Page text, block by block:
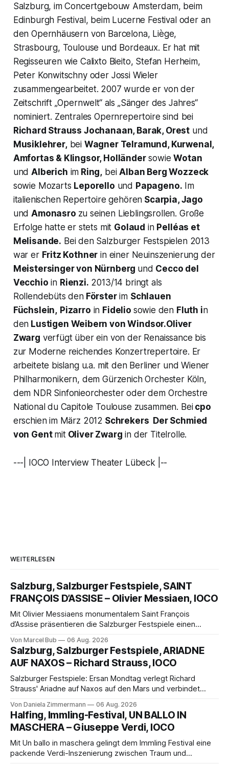
Salzburg, im Concertgebouw Amsterdam, beim
Edinburgh Festival, beim Lucerne Festival oder an
den Opernhäusern von Barcelona, Liège,
Strasbourg, Toulouse und Bordeaux. Er hat mit
Regisseuren wie Calixto Bieito, Stefan Herheim,
Peter Konwitschny oder Jossi Wieler
zusammengearbeitet. 2007 wurde er von der
Zeitschrift „Opernwelt“ als „Sänger des Jahres“
nominiert. Zentrales Opernrepertoire sind bei
Richard Strauss Jochanaan, Barak, Orest und
Musiklehrer,bei WagnerTelramund, Kurwenal,
Amfortas & Klingsor, HolländersowieWotan
undAlberich im Ring, beiAlban BergWozzeck
sowie Mozarts Leporello und Papageno. Im
italienischen Repertoire gehören Scarpia, Jago
undAmonasro zu seinen Lieblingsrollen. Große
Erfolge hatte er stets mit Golaud in Pelléas et
Melisande. Bei den Salzburger Festspielen 2013
war er Fritz Kothner in einer Neuinszenierung der
Meistersinger von Nürnberg und Cecco del
Vecchio in Rienzi. 2013/14 bringt als
Rollendebüts denFörsterim Schlauen
Füchslein, Pizarro in Fidelio sowie den Fluth in
den Lustigen Weibern von Windsor.Oliver
Zwarg verfügt über ein von der Renaissance bis
zur Moderne reichendes Konzertrepertoire. Er
arbeitete bislang u.a. mit den Berliner und Wiener
Philharmonikern, dem Gürzenich Orchester Köln,
dem NDR Sinfonieorchester oder dem Orchestre
National du Capitole Toulouse zusammen. Beicpo
erschien im März 2012 Schrekers Der Schmied
von Gent mitOliver Zwarg in der Titelrolle.
---| IOCO Interview Theater Lübeck |--
WEITERLESEN
Salzburg, Salzburger Festspiele, SAINT
FRANÇOIS D’ASSISE – Olivier Messiaen, IOCO
Mit Olivier Messiaens monumentalem Saint François
d’Assise präsentieren die Salzburger Festspiele einen
eine bildgewaltige Inszenierung, Maxime Pascal entfaltet
die komplexe Partitur eindrucksvoll, Philippe Sly berührt als
Franziskus.
Von Marcel Bub 06 Aug. 2026
Salzburg, Salzburger Festspiele, ARIADNE
AUF NAXOS – Richard Strauss, IOCO
Salzburger Festspiele: Ersan Mondtag verlegt Richard
Strauss' Ariadne auf Naxos auf den Mars und verbindet
Aufführung mit starken Solisten und den Wiener
Philharmonikern, szenisch bleibt der zweite Akt jedoch
hinter den Erwartungen zurück.
Von Daniela Zimmermann 06 Aug. 2026
Halfing, Immling-Festival, UN BALLO IN
MASCHERA – Giuseppe Verdi, IOCO
Mit Un ballo in maschera gelingt dem Immling Festival eine
packende Verdi-Inszenierung zwischen Traum und